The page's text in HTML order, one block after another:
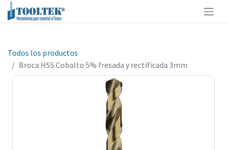
Todos los productos
Broca HSS Cobalto 5% fresada y rectificada 3mm